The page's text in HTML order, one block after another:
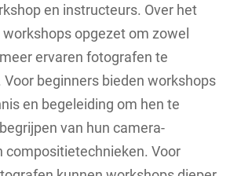
en instructeurs. Over het
opgezet om zowel
ervaren fotografen te
beginners bieden workshops
en begeleiding om hen te
van hun camera-
compositietechnieken. Voor